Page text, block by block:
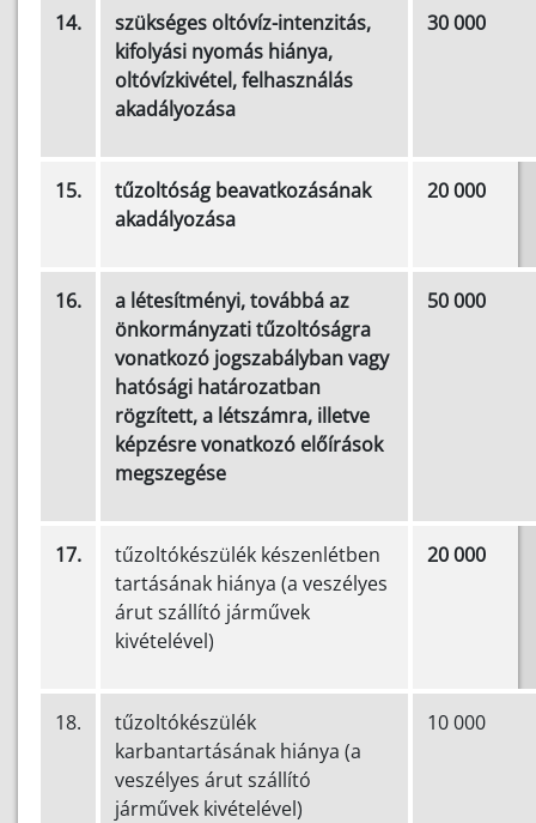
14.
szükséges oltóvíz-intenzitás,
kifolyási nyomás hiánya,
oltóvízkivétel, felhasználás
akadályozása
30 000
15.
tűzoltóság beavatkozásának
akadályozása
20 000
16.
a létesítményi, továbbá az
önkormányzati tűzoltóságra
vonatkozó jogszabályban vagy
hatósági határozatban
rögzített, a létszámra, illetve
képzésre vonatkozó előírások
megszegése
50 000
17.
tűzoltókészülék készenlétben
tartásának hiánya (a veszélyes
árut szállító járművek
kivételével)
20 000
18.
tűzoltókészülék
karbantartásának hiánya (a
veszélyes árut szállító
járművek kivételével)
10 000